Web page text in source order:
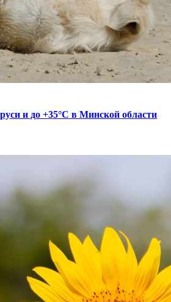
и до +35°С в Минской области